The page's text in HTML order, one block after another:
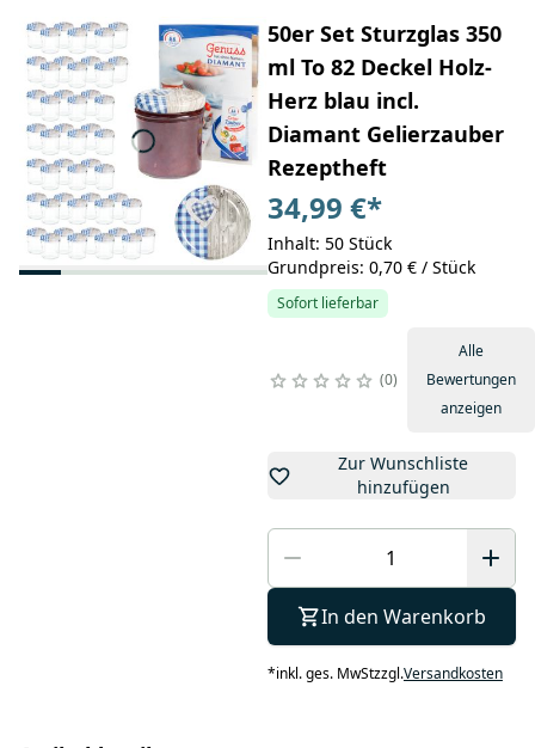
50er Set Sturzglas 350
ml To 82 Deckel Holz-
Herz blau incl.
Diamant Gelierzauber
Rezeptheft
34,99 €*
Inhalt: 50 Stück
Grundpreis: 0,70 € / Stück
Sofort lieferbar
0
Alle
Bewertungen
anzeigen
Zur Wunschliste
hinzufügen
In den Warenkorb
*inkl. ges. MwStzzgl.Versandkosten